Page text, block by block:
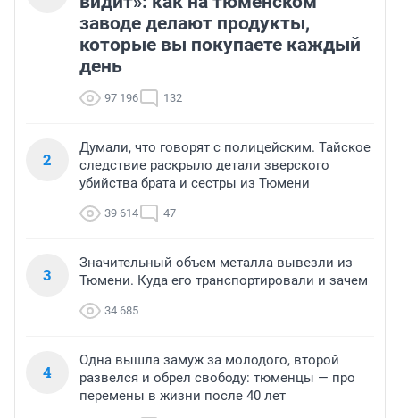
заводе делают продукты,
которые вы покупаете каждый
день
97 196 132
2
Думали, что говорят с полицейским. Тайское
следствие раскрыло детали зверского
убийства брата и сестры из Тюмени
39 614 47
3
Значительный объем металла вывезли из
Тюмени. Куда его транспортировали и зачем
34 685
4
Одна вышла замуж за молодого, второй
развелся и обрел свободу: тюменцы — про
перемены в жизни после 40 лет